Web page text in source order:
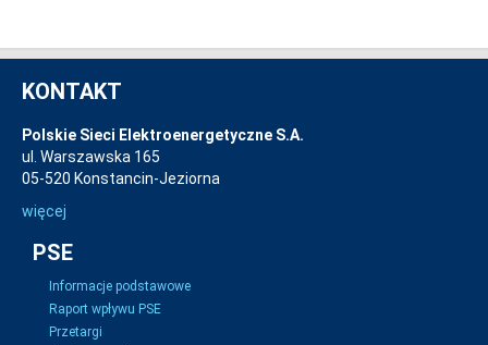
KONTAKT
Polskie Sieci Elektroenergetyczne S.A.
ul. Warszawska 165
05-520 Konstancin-Jeziorna
więcej
PSE
Informacje podstawowe
Raport wpływu PSE
Przetargi